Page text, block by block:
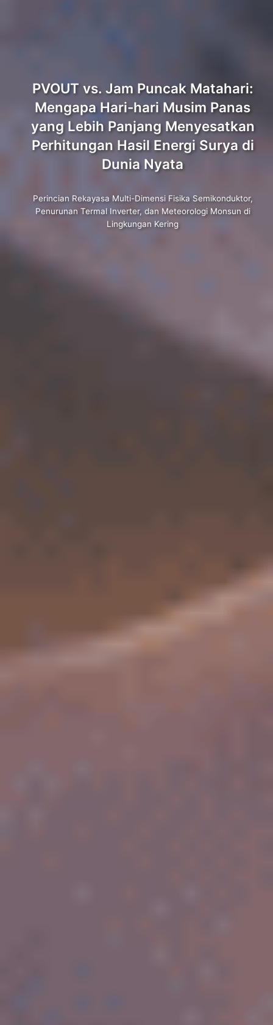
PVOUT vs. Jam Puncak Matahari:
Mengapa Hari-hari Musim Panas
yang Lebih Panjang Menyesatkan
Perhitungan Hasil Energi Surya di
Dunia Nyata
Perincian Rekayasa Multi-Dimensi Fisika Semikonduktor,
Penurunan Termal Inverter, dan Meteorologi Monsun di
Lingkungan Kering